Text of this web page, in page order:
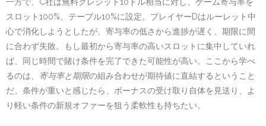
スロット100%、テーブル10%に設定。プレイヤーDはルーレット中
心で消化しようとしたが、寄与率の低さから進捗が遅く、期限に間
に合わず失敗。もし最初から寄与率の高いスロットに集中していれ
ば、同じ時間で賭け条件を完了できた可能性が高い。ここから学べ
るのは、
寄与率と期限の組み合わせが期待値に直結するということ
だ。条件が重いと感じたら、ボーナスの受け取り自体を見送り、よ
り軽い条件の新規オファーを狙う柔軟性も持ちたい。